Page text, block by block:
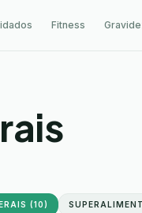
Fitness
(10)